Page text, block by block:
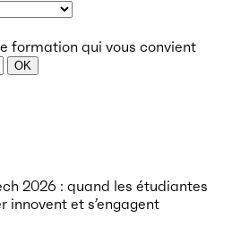
formation qui vous convient
OK
2026 : quand les étudiantes
innovent et s’engagent